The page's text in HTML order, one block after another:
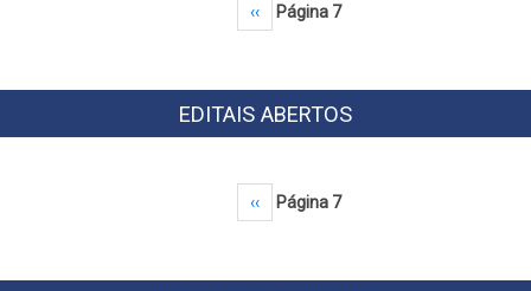
Página anterior
‹‹ Página 7
EDITAIS ABERTOS
Página anterior
‹‹ Página 7